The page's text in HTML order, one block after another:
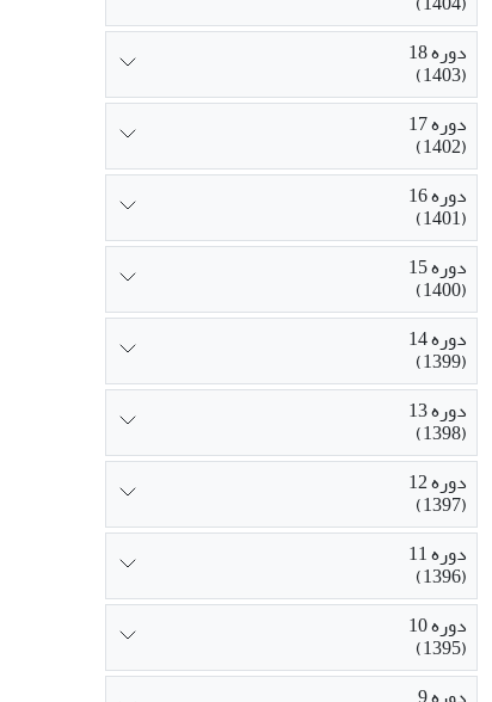
دوره 18
(1403)
دوره 17
(1402)
دوره 16
(1401)
دوره 15
(1400)
دوره 14
(1399)
دوره 13
(1398)
دوره 12
(1397)
دوره 11
(1396)
دوره 10
(1395)